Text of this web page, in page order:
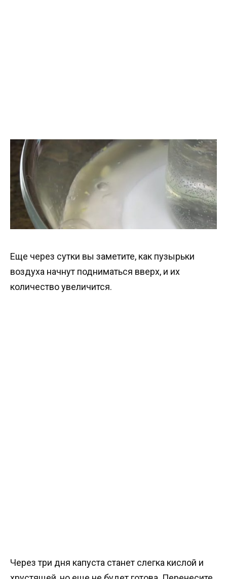
Еще через сутки вы заметите, как пузырьки
воздуха начнут подниматься вверх, и их
количество увеличится.
Через три дня капуста станет слегка кислой и